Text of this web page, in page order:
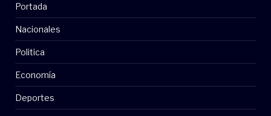
Portada
Nacionales
Politica
Economía
Deportes